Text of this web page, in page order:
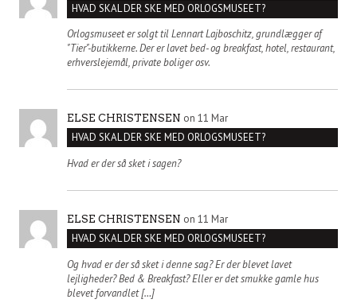
HVAD SKAL DER SKE MED ORLOGSMUSEET?
Orlogsmuseet er solgt til Lennart Lajboschitz, grundlægger af
"Tier"-butikkerne. Der er lavet bed- og breakfast, hotel, restaurant,
erhverslejemål, private boliger osv.
ELSE CHRISTENSEN on 11 Mar
HVAD SKAL DER SKE MED ORLOGSMUSEET?
Hvad er der så sket i sagen?
ELSE CHRISTENSEN on 11 Mar
HVAD SKAL DER SKE MED ORLOGSMUSEET?
Og hvad er der så sket i denne sag? Er der blevet lavet
lejligheder? Bed & Breakfast? Eller er det smukke gamle hus
blevet forvandlet […]